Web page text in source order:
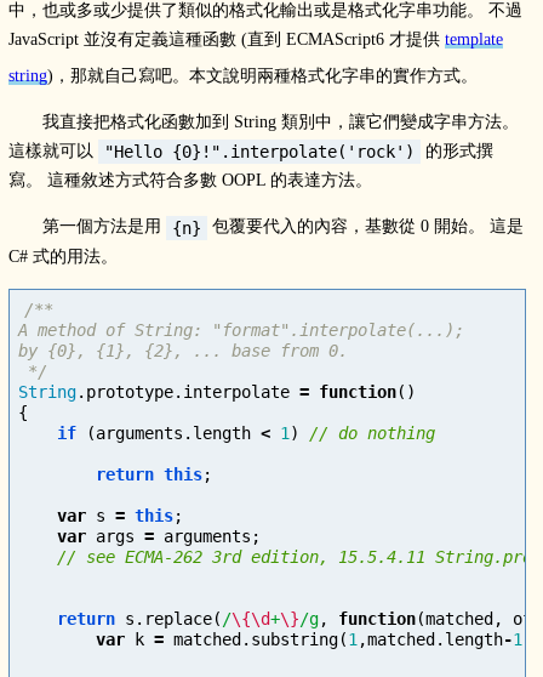
中，也或多或少提供了類似的格式化輸出或是格式化字串功能。 不過
JavaScript 並沒有定義這種函數 (直到 ECMAScript6 才提供 template
string)，那就自己寫吧。本文說明兩種格式化字串的實作方式。
我直接把格式化函數加到 String 類別中，讓它們變成字串方法。
這樣就可以
"Hello {0}!".interpolate('rock')
的形式撰
寫。 這種敘述方式符合多數 OOPL 的表達方法。
第一個方法是用 {n}
包覆要代入的內容，基數從 0 開始。 這是
C# 式的用法。
/**
A method of String: "format".interpolate(...);
by {0}, {1}, {2}, ... base from 0.
*/
String. prototype. interpolate = function()
{
if
(arguments . length < 1)
return this;
var s = this;
var args = arguments ;
return s . replace(/\{\d+\}/g, function(matched ,
var
k = matched . substring(1,matched . length-1